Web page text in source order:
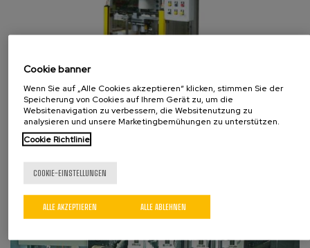
Cookie banner
Wenn Sie auf „Alle Cookies akzeptieren“ klicken, stimmen Sie der
Speicherung von Cookies auf Ihrem Gerät zu, um die
Websitenavigation zu verbessern, die Websitenutzung zu
analysieren und unsere Marketingbemühungen zu unterstützen.
Cookie Richtlinie
COOKIE-EINSTELLUNGEN
ALLE ABLEHNEN
ALLE AKZEPTIEREN